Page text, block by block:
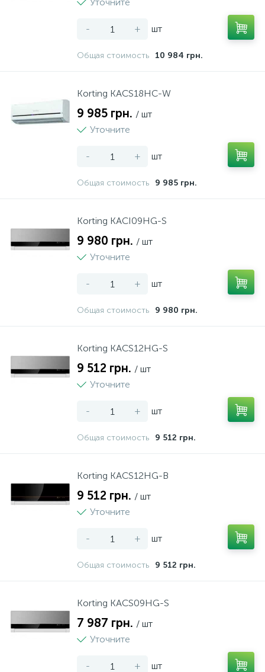
- + шт
Общая стоимость 10 984 грн.
Korting KACS18HC-W
9 985 грн. / шт
Уточните
- + шт
Общая стоимость 9 985 грн.
Korting KACI09HG-S
9 980 грн. / шт
Уточните
- + шт
Общая стоимость 9 980 грн.
Korting KACS12HG-S
9 512 грн. / шт
Уточните
- + шт
Общая стоимость 9 512 грн.
Korting KACS12HG-B
9 512 грн. / шт
Уточните
- + шт
Общая стоимость 9 512 грн.
Korting KACS09HG-S
7 987 грн. / шт
Уточните
- + шт
Системы охлаждения и розлива пива
Соковыжималки